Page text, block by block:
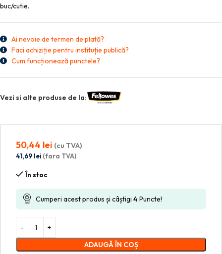
buc/cutie.
Ai nevoie de termen de plată?
Faci achiziție pentru instituție publică?
Cum funcționează punctele?
Vezi si alte produse de la:
50,44 lei (cu TVA)
41,69 lei (fara TVA)
În stoc
Cumperi acest produs și câștigi 4Puncte!
ADAUGĂ ÎN COȘ